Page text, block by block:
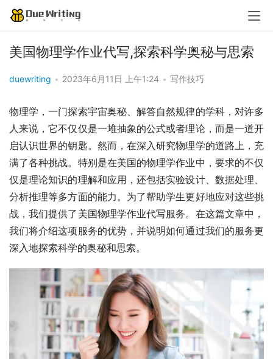
美国物理学作业代写,探索科学奥秘与思索
duewriting • 2023年6月11日 上午1:24 • 写作技巧
物理学，一门探索宇宙奥秘、解答自然规律的学科，对许多
人来说，它不仅仅是一堆抽象的公式或者理论，而是一道开
启认识世界的钥匙。然而，在深入研究物理学的道路上，充
满了各种挑战。特别是在美国的物理学作业中，要求的不仅
仅是理论知识的理解和应用，还包括实验设计、数据处理、
分析推理等多方面的能力。为了帮助学生更好地应对这些挑
战，我们提供了美国物理学作业代写服务。在这篇文章中，
我们将介绍这项服务的优势，并说明如何通过我们的服务更
深入地探索科学的奥秘和思索。